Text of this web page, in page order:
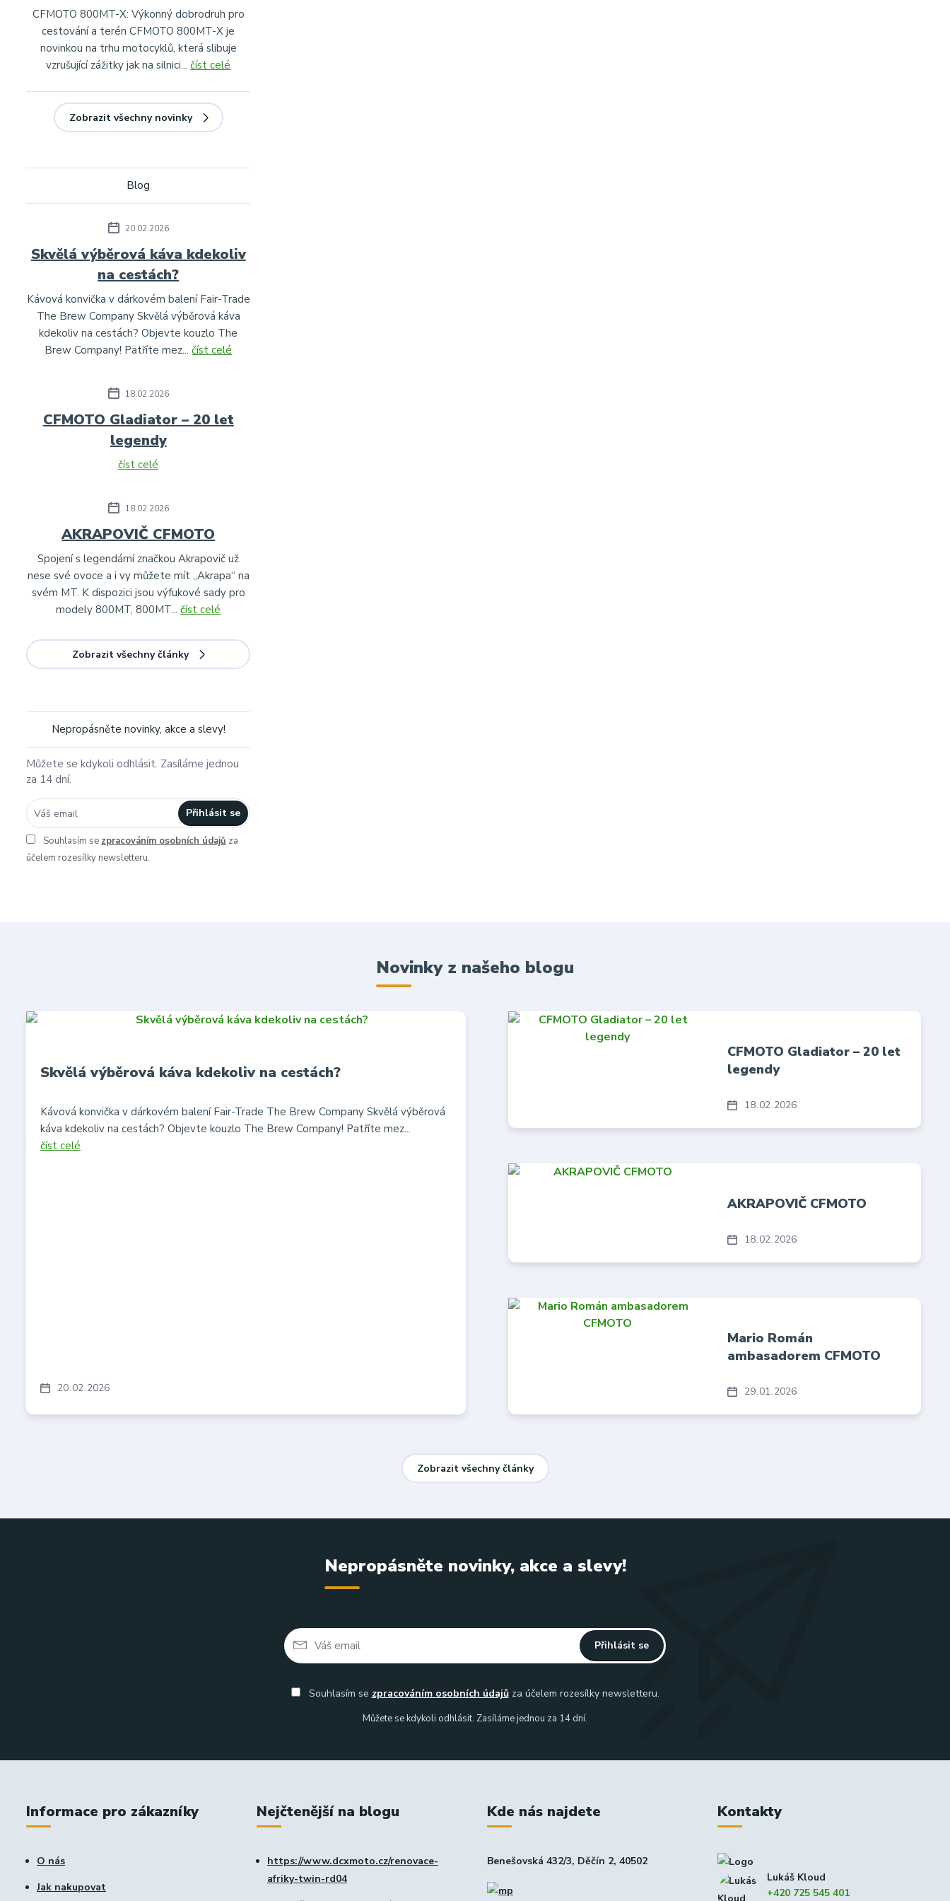
CFMOTO 800MT-X: Výkonný dobrodruh pro
cestování a terén CFMOTO 800MT-X je
novinkou na trhu motocyklů, která slibuje
vzrušující zážitky jak na silnici...číst celé
Zobrazit všechny novinky
Blog
20.02.2026
Skvělá výběrová káva kdekoliv
na cestách?
Kávová konvička v dárkovém balení Fair-Trade
The Brew Company Skvělá výběrová káva
kdekoliv na cestách? Objevte kouzlo The
Brew Company! Patříte mez...číst celé
18.02.2026
CFMOTO Gladiator – 20 let
legendy
číst celé
18.02.2026
AKRAPOVIČ CFMOTO
Spojení s legendární značkou Akrapovič už
nese své ovoce a i vy můžete mít „Akrapa“ na
svém MT. K dispozici jsou výfukové sady pro
modely 800MT, 800MT...číst celé
Zobrazit všechny články
Nepropásněte novinky, akce a slevy!
Můžete se kdykoli odhlásit. Zasíláme jednou
za 14 dní.
Přihlásit se
Souhlasím se zpracováním osobních údajů za
účelem rozesílky newsletteru.
Novinky z našeho blogu
20 02 2026
Skvělá výběrová káva kdekoliv na cestách?
Kávová konvička v dárkovém balení Fair-Trade The Brew Company Skvělá výběrová
káva kdekoliv na cestách? Objevte kouzlo The Brew Company! Patříte mez...
číst celé
18 02 2026
CFMOTO Gladiator – 20 let
legendy
18 02 2026
AKRAPOVIČ CFMOTO
29 01 2026
Mario Román
ambasadorem CFMOTO
Zobrazit všechny články
Nepropásněte novinky, akce a slevy!
Přihlásit se
Souhlasím se zpracováním osobních údajůza účelem rozesílky newsletteru.
Můžete se kdykoli odhlásit. Zasíláme jednou za 14 dní.
Informace pro zákazníky
O nás
Jak nakupovat
Nejčtenější na blogu
https://www.dcxmoto.cz/renovace-
afriky-twin-rd04
Kde nás najdete
Benešovská 432/3, Děčín 2, 40502
Kontakty
Lukáš Kloud
+420 725 545 401